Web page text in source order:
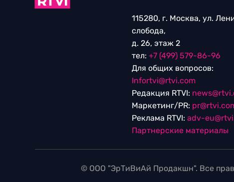
115280, г. Москва, ул.
слобода,
д. 26, этаж 2
тел: +7 (499) 579-86-96
Для общих вопросов:
Infortvi@rtvi.com
Редакция RTVI:
Маркетинг/PR:
Реклама RTVI: adv-
Партнерские материалы
© ООО "ЭрТиВиАй Продакшн". Все